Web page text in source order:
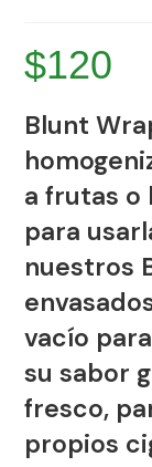
$120
Blunt
a frutas o
para
nuestros
vacío
su sabor
fresco,
propios